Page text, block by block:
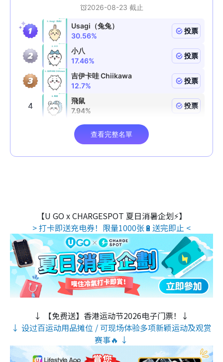
【U GO x CHARGESPOT 夏日消暑企划⚡】
> 打卡即送充电券！限量1000张🔋送完即止 <
↓ 【免费送】香港运动节2026电子门票！↓
↓ 设过百运动用品摊位 / 可现场体验多项新颖运动及观赏
赛事🔥 ↓